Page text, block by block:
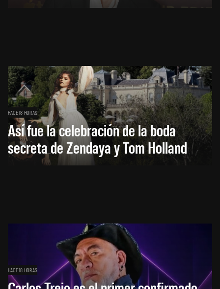
HACE 18 HORAS
Así fue la celebración de la boda
secreta de Zendaya y Tom Holland
HACE 18 HORAS